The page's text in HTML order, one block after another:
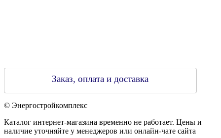
Заказ, оплата и доставка
© Энергостройкомплекс
Каталог интернет-магазина временно не работает. Цены и
наличие уточняйте у менеджеров или онлайн-чате сайта